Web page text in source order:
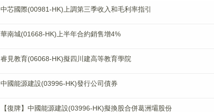
中芯國際(00981-HK)上調第三季收入和毛利率指引
華南城(01668-HK)上半年合約銷售增4%
睿見教育(06068-HK)擬四川建高等教育學院
中國能源建設(03996-HK)發行公司債券
【復牌】中國能源建設(03996-HK)擬換股合併葛洲壩股份